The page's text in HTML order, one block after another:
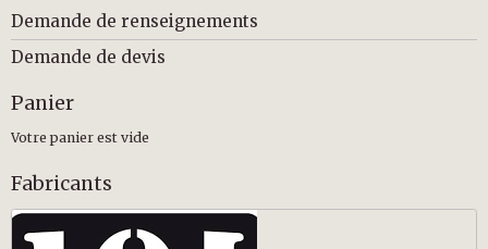
Demande de renseignements
Demande de devis
Panier
Votre panier est vide
Fabricants